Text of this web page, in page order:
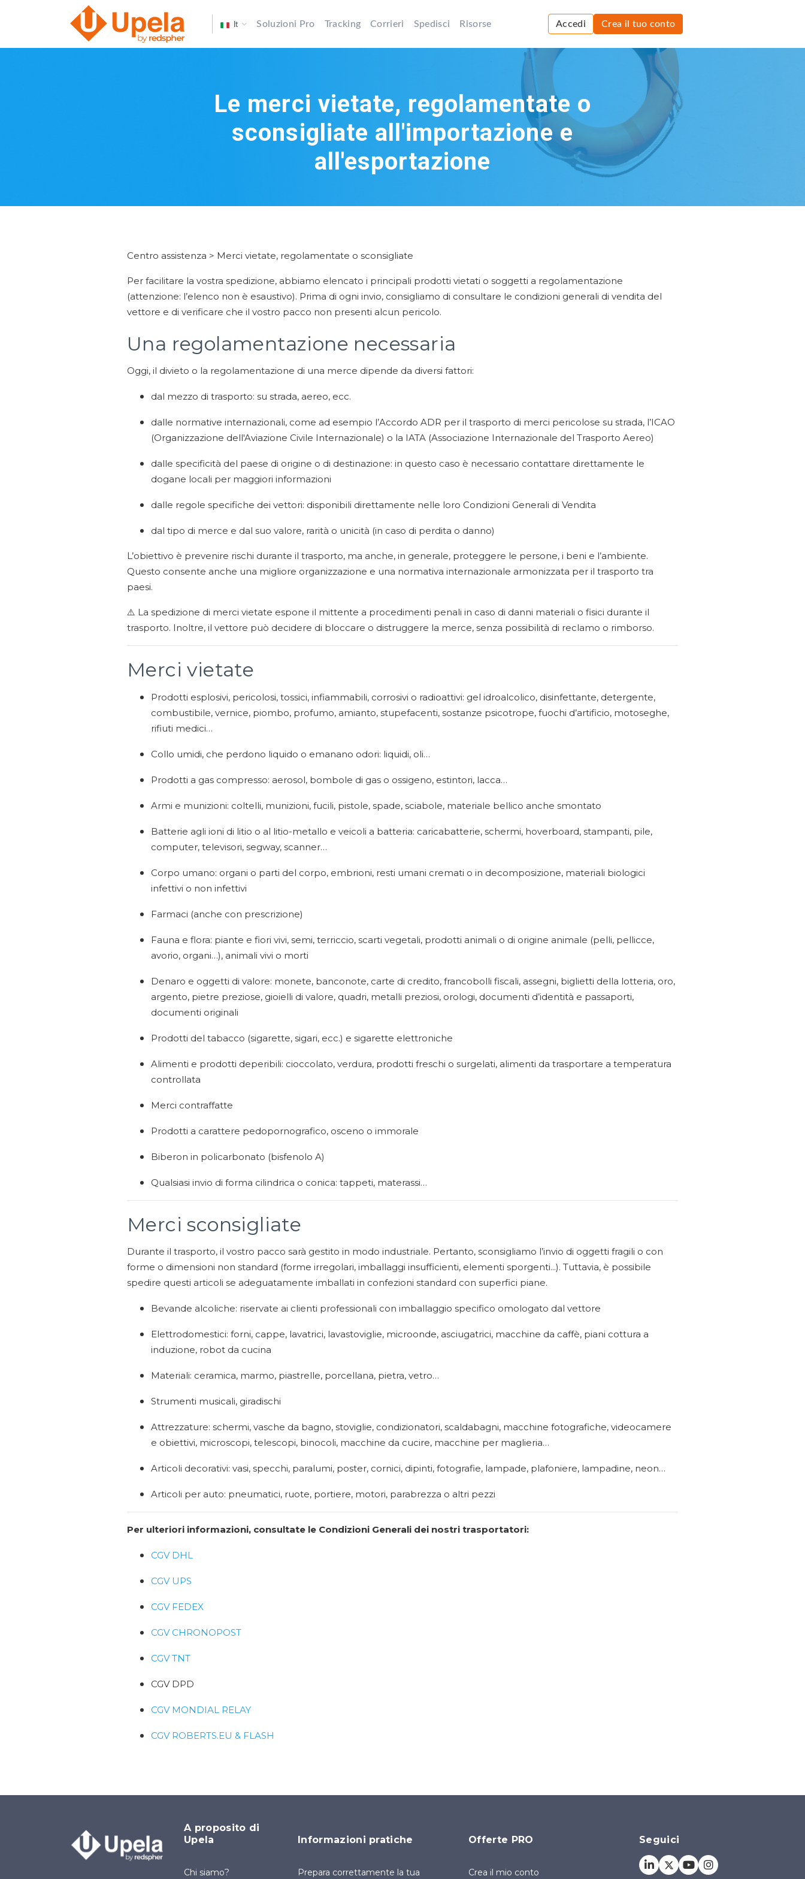
It Soluzioni Pro Tracking Corrieri Spedisci Risorse Accedi Crea il tuo conto
Le merci vietate, regolamentate o
sconsigliate all'importazione e
all'esportazione
Centro assistenza > Merci vietate, regolamentate o sconsigliate
Per facilitare la vostra spedizione, abbiamo elencato i principali prodotti vietati o soggetti a regolamentazione
(attenzione: l’elenco non è esaustivo). Prima di ogni invio, consigliamo di consultare le condizioni generali di vendita del
vettore e di verificare che il vostro pacco non presenti alcun pericolo.
Una regolamentazione necessaria
Oggi, il divieto o la regolamentazione di una merce dipende da diversi fattori:
dal mezzo di trasporto: su strada, aereo, ecc.
dalle normative internazionali, come ad esempio l’Accordo ADR per il trasporto di merci pericolose su strada, l’ICAO
(Organizzazione dell'Aviazione Civile Internazionale) o la IATA (Associazione Internazionale del Trasporto Aereo)
dalle specificità del paese di origine o di destinazione: in questo caso è necessario contattare direttamente le
dogane locali per maggiori informazioni
dalle regole specifiche dei vettori: disponibili direttamente nelle loro Condizioni Generali di Vendita
dal tipo di merce e dal suo valore, rarità o unicità (in caso di perdita o danno)
L’obiettivo è prevenire rischi durante il trasporto, ma anche, in generale, proteggere le persone, i beni e l’ambiente.
Questo consente anche una migliore organizzazione e una normativa internazionale armonizzata per il trasporto tra
paesi.
⚠️ La spedizione di merci vietate espone il mittente a procedimenti penali in caso di danni materiali o fisici durante il
trasporto. Inoltre, il vettore può decidere di bloccare o distruggere la merce, senza possibilità di reclamo o rimborso.
Merci vietate
Prodotti esplosivi, pericolosi, tossici, infiammabili, corrosivi o radioattivi: gel idroalcolico, disinfettante, detergente,
combustibile, vernice, piombo, profumo, amianto, stupefacenti, sostanze psicotrope, fuochi d’artificio, motoseghe,
rifiuti medici…
Collo umidi, che perdono liquido o emanano odori: liquidi, oli…
Prodotti a gas compresso: aerosol, bombole di gas o ossigeno, estintori, lacca…
Armi e munizioni: coltelli, munizioni, fucili, pistole, spade, sciabole, materiale bellico anche smontato
Batterie agli ioni di litio o al litio-metallo e veicoli a batteria: caricabatterie, schermi, hoverboard, stampanti, pile,
computer, televisori, segway, scanner…
Corpo umano: organi o parti del corpo, embrioni, resti umani cremati o in decomposizione, materiali biologici
infettivi o non infettivi
Farmaci (anche con prescrizione)
Fauna e flora: piante e fiori vivi, semi, terriccio, scarti vegetali, prodotti animali o di origine animale (pelli, pellicce,
avorio, organi…), animali vivi o morti
Denaro e oggetti di valore: monete, banconote, carte di credito, francobolli fiscali, assegni, biglietti della lotteria, oro,
argento, pietre preziose, gioielli di valore, quadri, metalli preziosi, orologi, documenti d’identità e passaporti,
documenti originali
Prodotti del tabacco (sigarette, sigari, ecc.) e sigarette elettroniche
Alimenti e prodotti deperibili: cioccolato, verdura, prodotti freschi o surgelati, alimenti da trasportare a temperatura
controllata
Merci contraffatte
Prodotti a carattere pedopornografico, osceno o immorale
Biberon in policarbonato (bisfenolo A)
Qualsiasi invio di forma cilindrica o conica: tappeti, materassi…
Merci sconsigliate
Durante il trasporto, il vostro pacco sarà gestito in modo industriale. Pertanto, sconsigliamo l’invio di oggetti fragili o con
forme o dimensioni non standard (forme irregolari, imballaggi insufficienti, elementi sporgenti...). Tuttavia, è possibile
spedire questi articoli se adeguatamente imballati in confezioni standard con superfici piane.
Bevande alcoliche: riservate ai clienti professionali con imballaggio specifico omologato dal vettore
Elettrodomestici: forni, cappe, lavatrici, lavastoviglie, microonde, asciugatrici, macchine da caffè, piani cottura a
induzione, robot da cucina
Materiali: ceramica, marmo, piastrelle, porcellana, pietra, vetro…
Strumenti musicali, giradischi
Attrezzature: schermi, vasche da bagno, stoviglie, condizionatori, scaldabagni, macchine fotografiche, videocamere
e obiettivi, microscopi, telescopi, binocoli, macchine da cucire, macchine per maglieria…
Articoli decorativi: vasi, specchi, paralumi, poster, cornici, dipinti, fotografie, lampade, plafoniere, lampadine, neon…
Articoli per auto: pneumatici, ruote, portiere, motori, parabrezza o altri pezzi
Per ulteriori informazioni, consultate le Condizioni Generali dei nostri trasportatori:
CGV DHL
CGV UPS
CGV FEDEX
CGV CHRONOPOST
CGV TNT
CGV DPD
CGV MONDIAL RELAY
CGV ROBERTS.EU & FLASH
A proposito di
Upela
Chi siamo?
Informazioni pratiche
Prepara correttamente la tua
Offerte PRO
Crea il mio conto
Seguici